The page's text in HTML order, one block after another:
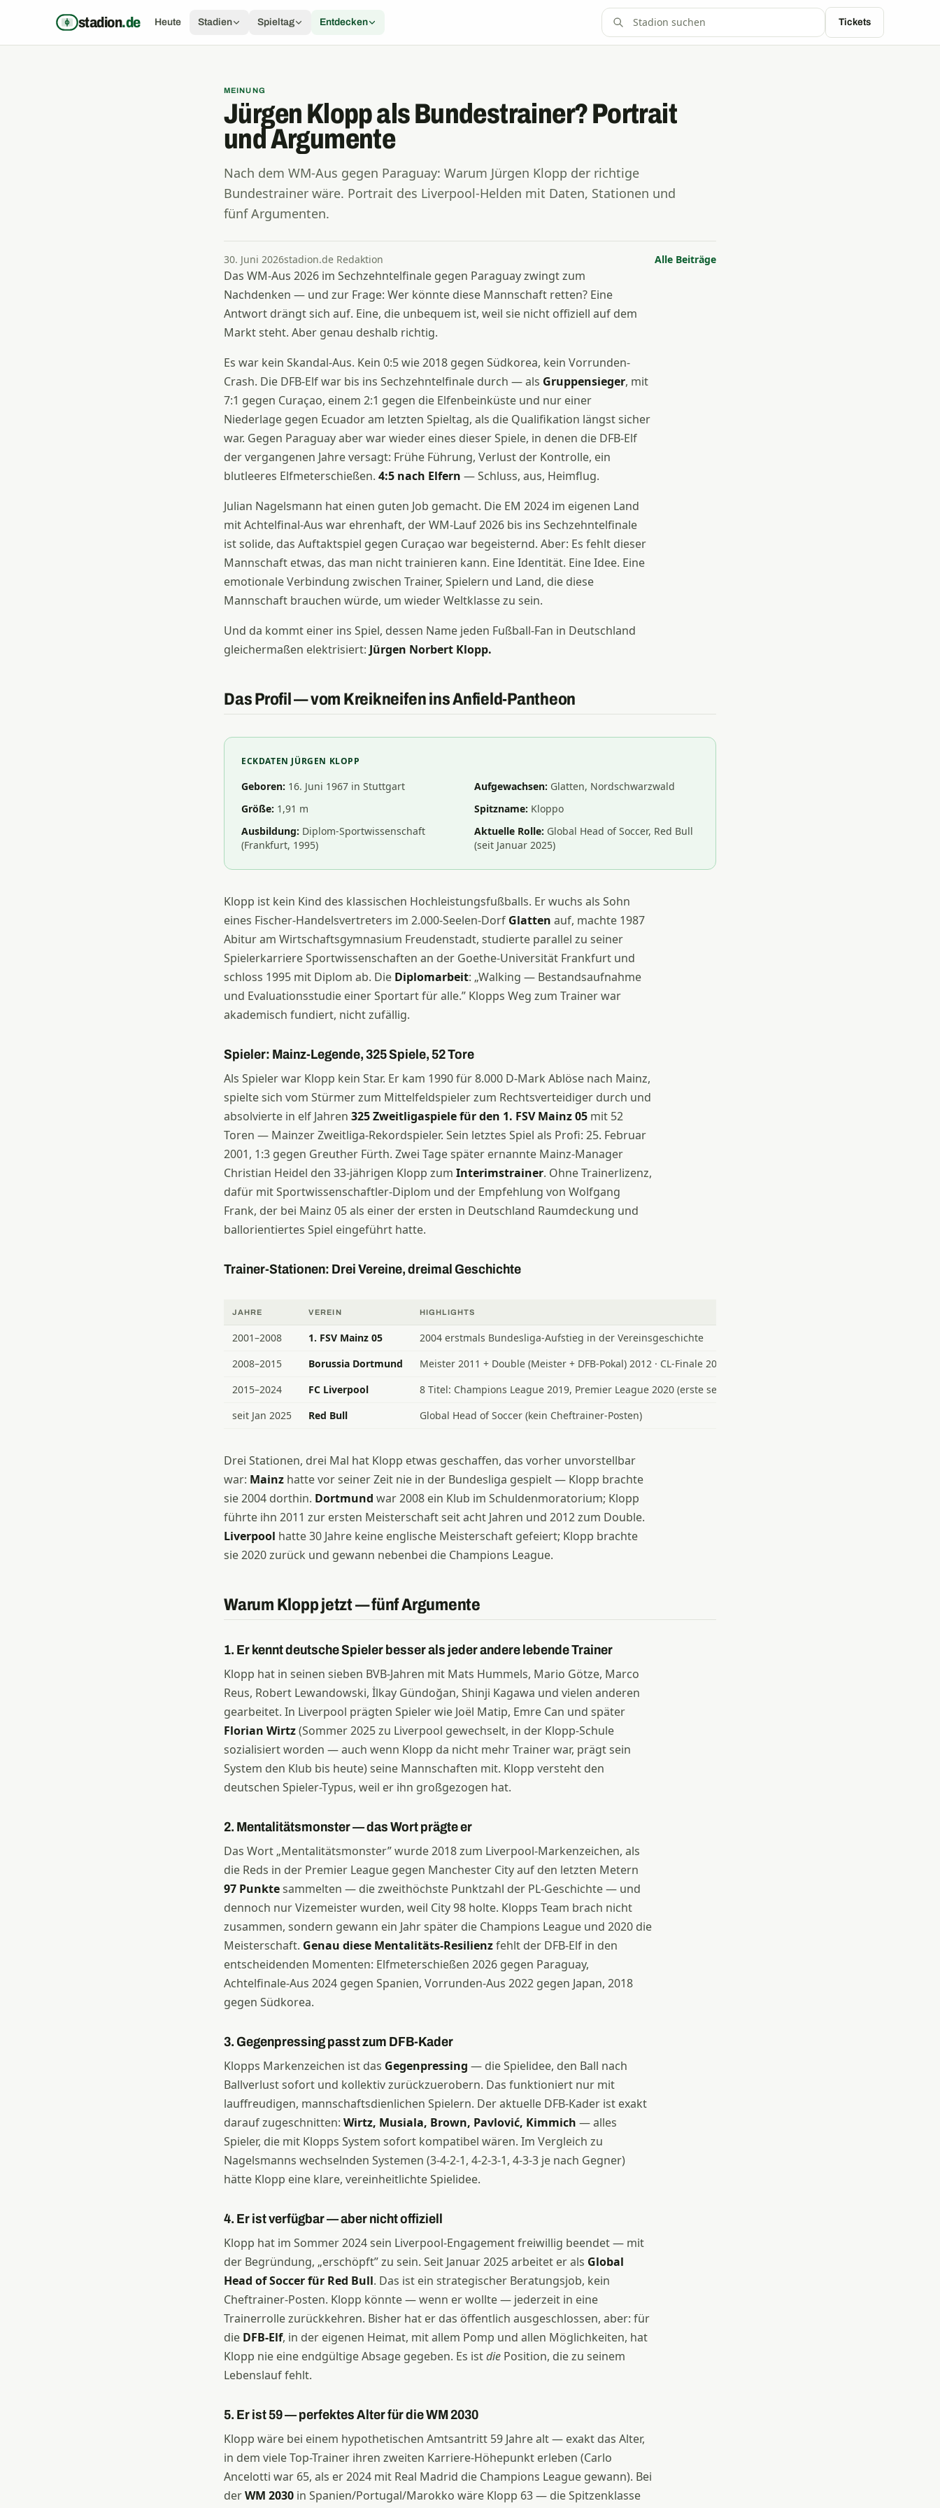
stadion.de Heute Stadien Spieltag Entdecken Tickets
MEINUNG
Jürgen Klopp als Bundestrainer? Portrait
und Argumente
Nach dem WM-Aus gegen Paraguay: Warum Jürgen Klopp der richtige
Bundestrainer wäre. Portrait des Liverpool-Helden mit Daten, Stationen und
fünf Argumenten.
30. Juni 2026stadion.de Redaktion Alle Beiträge
Das WM-Aus 2026 im Sechzehntelfinale gegen Paraguay zwingt zum
Nachdenken — und zur Frage: Wer könnte diese Mannschaft retten? Eine
Antwort drängt sich auf. Eine, die unbequem ist, weil sie nicht offiziell auf dem
Markt steht. Aber genau deshalb richtig.
Es war kein Skandal-Aus. Kein 0:5 wie 2018 gegen Südkorea, kein Vorrunden-
Crash. Die DFB-Elf war bis ins Sechzehntelfinale durch — als Gruppensieger, mit
7:1 gegen Curaçao, einem 2:1 gegen die Elfenbeinküste und nur einer
Niederlage gegen Ecuador am letzten Spieltag, als die Qualifikation längst sicher
war. Gegen Paraguay aber war wieder eines dieser Spiele, in denen die DFB-Elf
der vergangenen Jahre versagt: Frühe Führung, Verlust der Kontrolle, ein
blutleeres Elfmeterschießen. 4:5 nach Elfern — Schluss, aus, Heimflug.
Julian Nagelsmann hat einen guten Job gemacht. Die EM 2024 im eigenen Land
mit Achtelfinal-Aus war ehrenhaft, der WM-Lauf 2026 bis ins Sechzehntelfinale
ist solide, das Auftaktspiel gegen Curaçao war begeisternd. Aber: Es fehlt dieser
Mannschaft etwas, das man nicht trainieren kann. Eine Identität. Eine Idee. Eine
emotionale Verbindung zwischen Trainer, Spielern und Land, die diese
Mannschaft brauchen würde, um wieder Weltklasse zu sein.
Und da kommt einer ins Spiel, dessen Name jeden Fußball-Fan in Deutschland
gleichermaßen elektrisiert: Jürgen Norbert Klopp.
Das Profil — vom Kreikneifen ins Anfield-Pantheon
ECKDATEN JÜRGEN KLOPP
Geboren: 16. Juni 1967 in Stuttgart Aufgewachsen: Glatten, Nordschwarzwald
Größe: 1,91 m Spitzname: Kloppo
Ausbildung: Diplom-Sportwissenschaft
(Frankfurt, 1995)
Aktuelle Rolle: Global Head of Soccer, Red Bull
(seit Januar 2025)
Klopp ist kein Kind des klassischen Hochleistungsfußballs. Er wuchs als Sohn
eines Fischer-Handelsvertreters im 2.000-Seelen-Dorf Glatten auf, machte 1987
Abitur am Wirtschaftsgymnasium Freudenstadt, studierte parallel zu seiner
Spielerkarriere Sportwissenschaften an der Goethe-Universität Frankfurt und
schloss 1995 mit Diplom ab. Die Diplomarbeit: „Walking — Bestandsaufnahme
und Evaluationsstudie einer Sportart für alle.” Klopps Weg zum Trainer war
akademisch fundiert, nicht zufällig.
Spieler: Mainz-Legende, 325 Spiele, 52 Tore
Als Spieler war Klopp kein Star. Er kam 1990 für 8.000 D-Mark Ablöse nach Mainz,
spielte sich vom Stürmer zum Mittelfeldspieler zum Rechtsverteidiger durch und
absolvierte in elf Jahren 325 Zweitligaspiele für den 1. FSV Mainz 05 mit 52
Toren — Mainzer Zweitliga-Rekordspieler. Sein letztes Spiel als Profi: 25. Februar
2001, 1:3 gegen Greuther Fürth. Zwei Tage später ernannte Mainz-Manager
Christian Heidel den 33-jährigen Klopp zum Interimstrainer. Ohne Trainerlizenz,
dafür mit Sportwissenschaftler-Diplom und der Empfehlung von Wolfgang
Frank, der bei Mainz 05 als einer der ersten in Deutschland Raumdeckung und
ballorientiertes Spiel eingeführt hatte.
Trainer-Stationen: Drei Vereine, dreimal Geschichte
JAHRE VEREIN HIGHLIGHTS
2001–2008 1. FSV Mainz 05
2004 erstmals Bundesliga-Aufstieg in der Vereinsgeschichte
2008–2015
Borussia Dortmund
Meister 2011 + Double (Meister + DFB-Pokal) 2012 · CL-Finale 2013 · Zwei weitere Pokalfinals
2015–2024
FC Liverpool
8 Titel: Champions League 2019, Premier League 2020 (erste seit 1990), FA Cup, League Cup (2×), UEFA Super
seit Jan 2025
Red Bull Global Head of Soccer (kein Cheftrainer-Posten)
Drei Stationen, drei Mal hat Klopp etwas geschaffen, das vorher unvorstellbar
war: Mainz hatte vor seiner Zeit nie in der Bundesliga gespielt — Klopp brachte
sie 2004 dorthin. Dortmund war 2008 ein Klub im Schuldenmoratorium; Klopp
führte ihn 2011 zur ersten Meisterschaft seit acht Jahren und 2012 zum Double.
Liverpool hatte 30 Jahre keine englische Meisterschaft gefeiert; Klopp brachte
sie 2020 zurück und gewann nebenbei die Champions League.
Warum Klopp jetzt — fünf Argumente
1. Er kennt deutsche Spieler besser als jeder andere lebende Trainer
Klopp hat in seinen sieben BVB-Jahren mit Mats Hummels, Mario Götze, Marco
Reus, Robert Lewandowski, İlkay Gündoğan, Shinji Kagawa und vielen anderen
gearbeitet. In Liverpool prägten Spieler wie Joël Matip, Emre Can und später
Florian Wirtz(Sommer 2025 zu Liverpool gewechselt, in der Klopp-Schule
sozialisiert worden — auch wenn Klopp da nicht mehr Trainer war, prägt sein
System den Klub bis heute) seine Mannschaften mit. Klopp versteht den
deutschen Spieler-Typus, weil er ihn großgezogen hat.
2. Mentalitätsmonster — das Wort prägte er
Das Wort „Mentalitätsmonster” wurde 2018 zum Liverpool-Markenzeichen, als
die Reds in der Premier League gegen Manchester City auf den letzten Metern
97 Punktesammelten — die zweithöchste Punktzahl der PL-Geschichte — und
dennoch nur Vizemeister wurden, weil City 98 holte. Klopps Team brach nicht
zusammen, sondern gewann ein Jahr später die Champions League und 2020 die
Meisterschaft. Genau diese Mentalitäts-Resilienzfehlt der DFB-Elf in den
entscheidenden Momenten: Elfmeterschießen 2026 gegen Paraguay,
Achtelfinale-Aus 2024 gegen Spanien, Vorrunden-Aus 2022 gegen Japan, 2018
gegen Südkorea.
3. Gegenpressing passt zum DFB-Kader
Klopps Markenzeichen ist das Gegenpressing — die Spielidee, den Ball nach
Ballverlust sofort und kollektiv zurückzuerobern. Das funktioniert nur mit
lauffreudigen, mannschaftsdienlichen Spielern. Der aktuelle DFB-Kader ist exakt
darauf zugeschnitten: Wirtz, Musiala, Brown, Pavlović, Kimmich — alles
Spieler, die mit Klopps System sofort kompatibel wären. Im Vergleich zu
Nagelsmanns wechselnden Systemen (3-4-2-1, 4-2-3-1, 4-3-3 je nach Gegner)
hätte Klopp eine klare, vereinheitlichte Spielidee.
4. Er ist verfügbar — aber nicht offiziell
Klopp hat im Sommer 2024 sein Liverpool-Engagement freiwillig beendet — mit
der Begründung, „erschöpft” zu sein. Seit Januar 2025 arbeitet er als Global
Head of Soccer für Red Bull. Das ist ein strategischer Beratungsjob, kein
Cheftrainer-Posten. Klopp könnte — wenn er wollte — jederzeit in eine
Trainerrolle zurückkehren. Bisher hat er das öffentlich ausgeschlossen, aber: für
die DFB-Elf, in der eigenen Heimat, mit allem Pomp und allen Möglichkeiten, hat
Klopp nie eine endgültige Absage gegeben. Es istdie Position, die zu seinem
Lebenslauf fehlt.
5. Er ist 59 — perfektes Alter für die WM 2030
Klopp wäre bei einem hypothetischen Amtsantritt 59 Jahre alt — exakt das Alter,
in dem viele Top-Trainer ihren zweiten Karriere-Höhepunkt erleben (Carlo
Ancelotti war 65, als er 2024 mit Real Madrid die Champions League gewann). Bei
derWM 2030 in Spanien/Portugal/Marokko wäre Klopp 63 — die Spitzenklasse